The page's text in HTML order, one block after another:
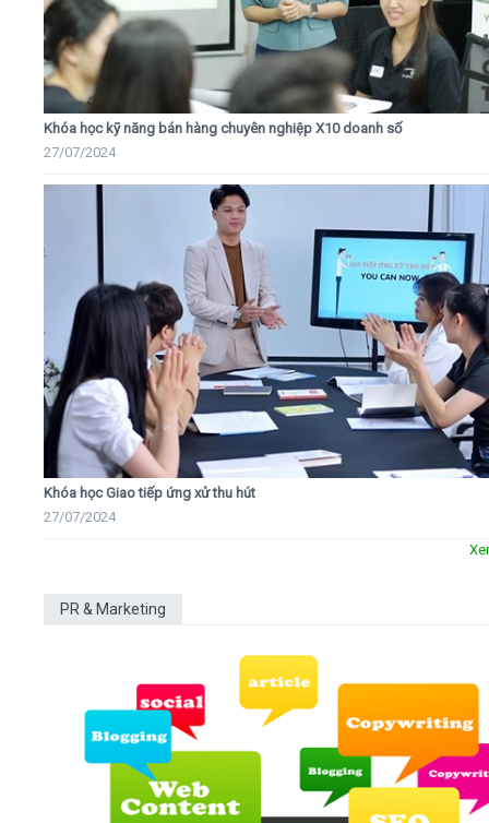
Khóa học kỹ năng bán hàng chuyên nghiệp X10 doanh số
27/07/2024
Khóa học Giao tiếp ứng xử thu hút
27/07/2024
PR & Marketing